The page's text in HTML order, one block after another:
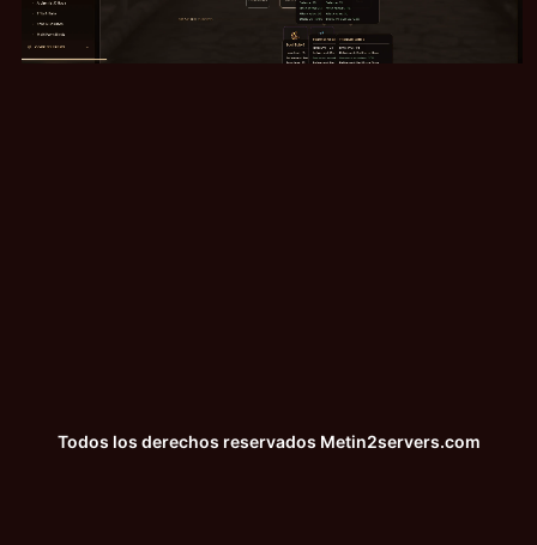
Todos los derechos reservados Metin2servers.com